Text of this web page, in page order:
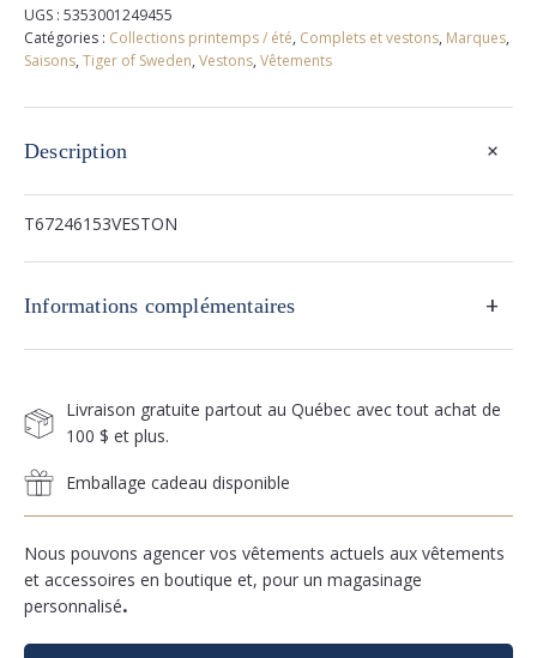
de
complet
tiger
sweden
UGS : 5353001249455
Catégories : Collections printemps / été, Complets et vestons, Marques,
Saisons, Tiger of Sweden, Vestons, Vêtements
Description +
T67246153VESTON
Informations complémentaires +
Livraison gratuite partout au Québec avec tout achat de
100 $ et plus.
Emballage cadeau disponible
Nous pouvons agencer vos vêtements actuels aux vêtements
et accessoires en boutique et, pour un magasinage
personnalisé.